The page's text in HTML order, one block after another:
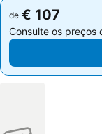
de € 107
Consulte os preços
de € 107
Consulte os preços